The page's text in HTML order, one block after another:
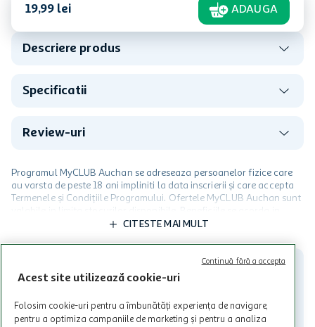
19,99 lei ADAUGA
Descriere produs
Specificatii
Review-uri
Programul MyCLUB Auchan se adreseaza persoanelor fizice care
au varsta de peste 18 ani impliniti la data inscrierii și care accepta
Termenele și Condițiile Programului. Ofertele MyCLUB Auchan sunt
valabile in limita stocurilor disponibile. Beneficiile se acorda in
limita a 12 unitati / card client o singura data in perioada promotiei.
nu poate fi utilizat in legatura cu alti comercianți sau pentru alte
activitati in afara celor mentionate in Termene si Conditii. Auchan
intretineri sau reparatii tehnice la sistemul de utilizarea al Cardului.
CITESTE MAI MULT
Acest site utilizează cookie-uri
Folosim cookie-uri pentru a îmbunătăți experiența de navigare,
pentru a optimiza campaniile de marketing și pentru a analiza
Continuă fără a accepta